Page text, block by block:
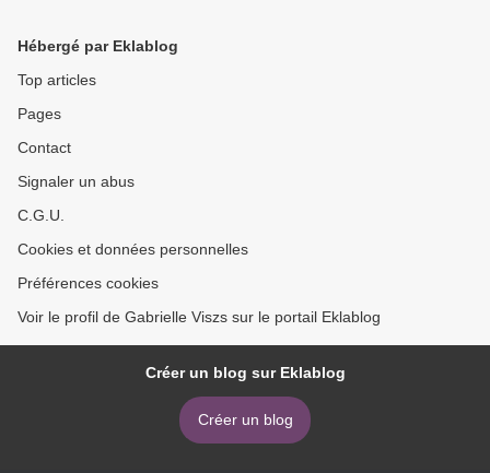
Hébergé par Eklablog
Top articles
Pages
Contact
Signaler un abus
C.G.U.
Cookies et données personnelles
Préférences cookies
Voir le profil de Gabrielle Viszs sur le portail Eklablog
Créer un blog sur Eklablog
Créer un blog